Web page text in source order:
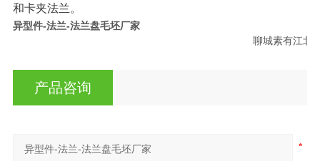
和卡夹法兰。
异型件-法兰-法兰盘毛坯厂家
聊城素有江北
产品咨询